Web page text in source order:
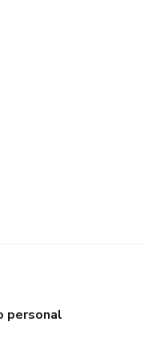
personal